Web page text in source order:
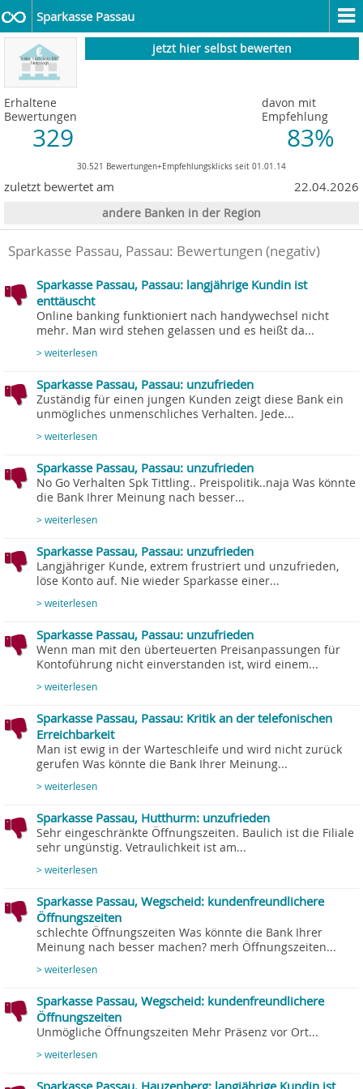
Sparkasse Passau
jetzt hier selbst bewerten
Erhaltene
Bewertungen
329
davon mit
Empfehlung
83%
30.521 Bewertungen+Empfehlungsklicks seit 01.01.14
zuletzt bewertet am 22.04.2026
andere Banken in der Region
Sparkasse Passau, Passau: Bewertungen (negativ)
Sparkasse Passau, Passau: langjährige Kundin ist
enttäuscht
Online banking funktioniert nach handywechsel nicht
mehr. Man wird stehen gelassen und es heißt da...
> weiterlesen
Sparkasse Passau, Passau: unzufrieden
Zuständig für einen jungen Kunden zeigt diese Bank ein
unmögliches unmenschliches Verhalten. Jede...
> weiterlesen
Sparkasse Passau, Passau: unzufrieden
No Go Verhalten Spk Tittling.. Preispolitik..naja Was könnte
die Bank Ihrer Meinung nach besser...
> weiterlesen
Sparkasse Passau, Passau: unzufrieden
Langjähriger Kunde, extrem frustriert und unzufrieden,
löse Konto auf. Nie wieder Sparkasse einer...
> weiterlesen
Sparkasse Passau, Passau: unzufrieden
Wenn man mit den überteuerten Preisanpassungen für
Kontoführung nicht einverstanden ist, wird einem...
> weiterlesen
Sparkasse Passau, Passau: Kritik an der telefonischen
Erreichbarkeit
Man ist ewig in der Warteschleife und wird nicht zurück
gerufen Was könnte die Bank Ihrer Meinung...
> weiterlesen
Sparkasse Passau, Hutthurm: unzufrieden
Sehr eingeschränkte Öffnungszeiten. Baulich ist die Filiale
sehr ungünstig. Vetraulichkeit ist am...
> weiterlesen
Sparkasse Passau, Wegscheid: kundenfreundlichere
Öffnungszeiten
schlechte Öffnungszeiten Was könnte die Bank Ihrer
Meinung nach besser machen? merh Öffnungszeiten...
> weiterlesen
Sparkasse Passau, Wegscheid: kundenfreundlichere
Öffnungszeiten
Unmögliche Öffnungszeiten Mehr Präsenz vor Ort...
> weiterlesen